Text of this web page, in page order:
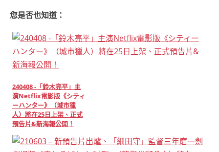
您是否也知道：
240408 -「鈴木亮平」主
演Netflix電影版《シティ
ーハンター》（城市獵
人）將在25日上架、正式
預告片&新海報公開！